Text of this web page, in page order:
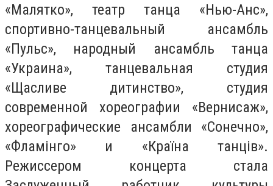
«Малятко», театр танца «Нью-Анс»,
спортивно-танцевальный ансамбль
«Пульс», народный ансамбль танца
«Украина», танцевальная студия
«Щасливе дитинство», студия
современной хореографии «Вернисаж»,
хореографические ансамбли «Сонечно»,
«Фламінго» и «Країна танців».
Режиссером концерта стала